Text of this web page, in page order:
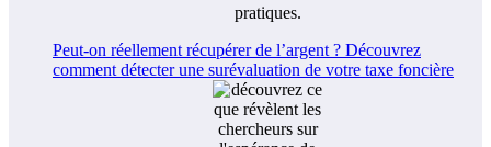
Peut-on réellement récupérer de l’argent ? Découvrez
comment détecter une surévaluation de votre taxe foncière